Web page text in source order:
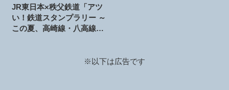
JR東日本×秩父鉄道「アツ
い！鉄道スタンプラリー ～
この夏、高崎線・八高線・
※以下は広告です